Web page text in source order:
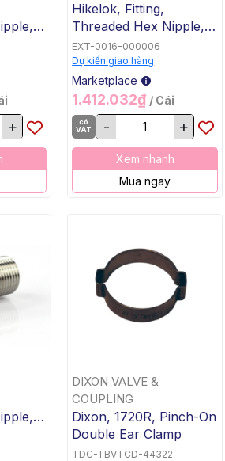
1/2"
+
Hikelok, Fitting,
Threaded Hex Nipple,
1/2" MNPT x 3/8"
MNPT, 10000 PSI,
SS316
EXT-0016-000006
Dự kiến giao hàng
Marketplace
1.412.032₫ / Cái
có
VAT
- +
Xem nhanh
Mua ngay
DIXON VALVE &
COUPLING
Dixon, 1720R, Pinch-On
Double Ear Clamp
TDC-TBVTCD-44322